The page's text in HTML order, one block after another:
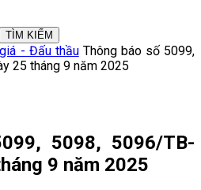
- Đấu thầu Thông báo số 5099,
25 tháng 9 năm 2025
5098, 5096/TB-
9 năm 2025